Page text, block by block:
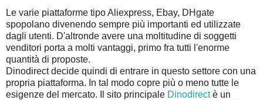
Le varie piattaforme tipo Aliexpress, Ebay, DHgate
spopolano divenendo sempre più importanti ed utilizzate
dagli utenti. D'altronde avere una moltitudine di soggetti
venditori porta a molti vantaggi, primo fra tutti l'enorme
quantità di proposte.
Dinodirect decide quindi di entrare in questo settore con una
propria piattaforma. In tal modo copre più o meno tutte le
esigenze del mercato. Il sito principale Dinodirectè un